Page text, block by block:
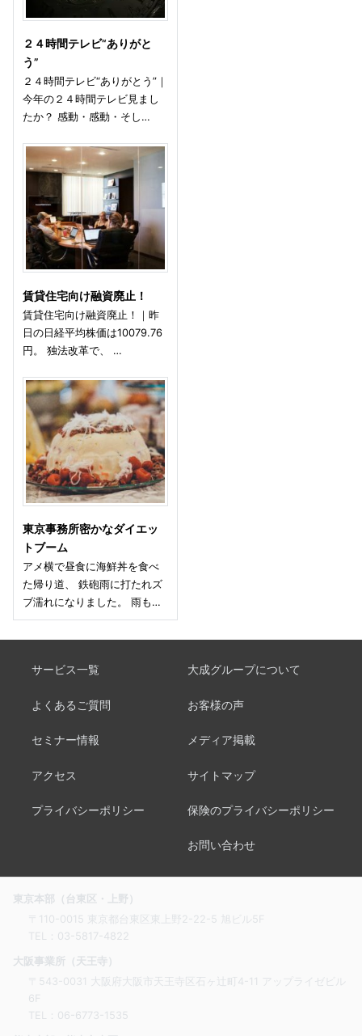
２４時間テレビ“ありがと
う”
２４時間テレビ“ありがとう”｜
今年の２４時間テレビ見まし
たか？ 感動・感動・そし…
賃貸住宅向け融資廃止！
賃貸住宅向け融資廃止！｜昨
日の日経平均株価は10079.76
円。 独法改革で、 …
東京事務所密かなダイエッ
トブーム
アメ横で昼食に海鮮丼を食べ
た帰り道、 鉄砲雨に打たれズ
ブ濡れになりました。 雨も…
サービス一覧 大成グループについて
よくあるご質問 お客様の声
セミナー情報 メディア掲載
アクセス サイトマップ
プライバシーポリシー 保険のプライバシーポリシー
お問い合わせ
東京本部（台東区・上野）
〒110-0015 東京都台東区東上野2-22-5 旭ビル5F
TEL： 03-5817-4822
大阪事業所（天王寺）
〒543-0031 大阪府大阪市天王寺区石ヶ辻町4-11 アップライゼビル
6F
TEL： 06-6773-1535